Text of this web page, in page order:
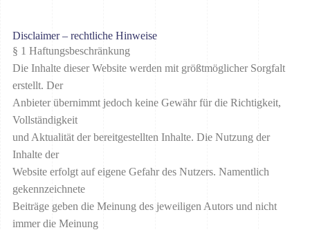
Disclaimer – rechtliche Hinweise
§ 1 Haftungsbeschränkung
Die Inhalte dieser Website werden mit größtmöglicher Sorgfalt
erstellt. Der
Anbieter übernimmt jedoch keine Gewähr für die Richtigkeit,
Vollständigkeit
und Aktualität der bereitgestellten Inhalte. Die Nutzung der
Inhalte der
Website erfolgt auf eigene Gefahr des Nutzers. Namentlich
gekennzeichnete
Beiträge geben die Meinung des jeweiligen Autors und nicht
immer die Meinung